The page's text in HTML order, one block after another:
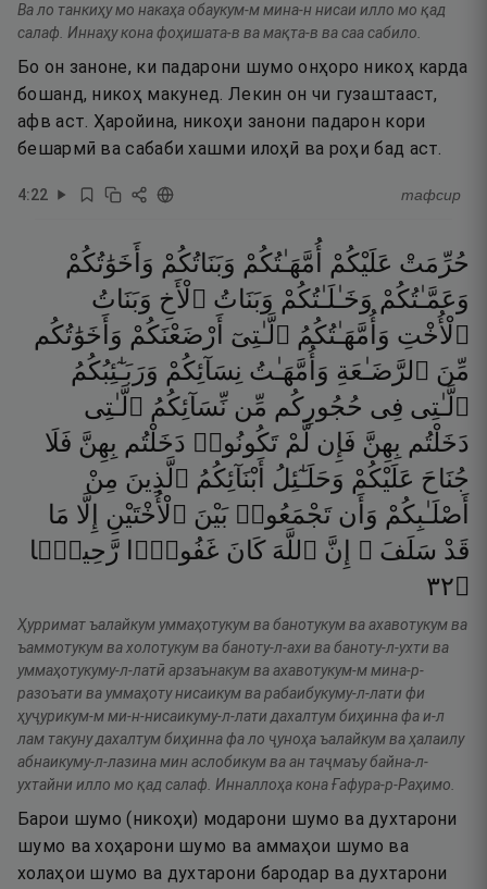
Ва ло танкиҳу мо накаҳа обаукум-м мина-н нисаи илло мо қад
салаф. Иннаҳу кона фоҳишата-в ва мақта-в ва саа сабило.
Бо он заноне, ки падарони шумо онҳоро никоҳ карда
бошанд, никоҳ макунед. Лекин он чи гузаштааст,
афв аст. Ҳаройина, никоҳи занони падарон кори
бешармӣ ва сабаби хашми илоҳӣ ва роҳи бад аст.
4:22 тафсир
حُرِّمَتْ عَلَيْكُمْ أُمَّهَـٰتُكُمْ وَبَنَاتُكُمْ وَأَخَوَٰتُكُمْ
وَعَمَّـٰتُكُمْ وَخَـٰلَـٰتُكُمْ وَبَنَاتُ ٱلْأَخِ وَبَنَاتُ
ٱلْأُخْتِ وَأُمَّهَـٰتُكُمُ ٱلَّـٰتِىٓ أَرْضَعْنَكُمْ وَأَخَوَٰتُكُم
مِّنَ ٱلرَّضَـٰعَةِ وَأُمَّهَـٰتُ نِسَآئِكُمْ وَرَبَـٰٓئِبُكُمُ
ٱلَّـٰتِى فِى حُجُورِكُم مِّن نِّسَآئِكُمُ ٱلَّـٰتِى
دَخَلْتُم بِهِنَّ فَإِن لَّمْ تَكُونُوا۟ دَخَلْتُم بِهِنَّ فَلَا
جُنَاحَ عَلَيْكُمْ وَحَلَـٰٓئِلُ أَبْنَآئِكُمُ ٱلَّذِينَ مِنْ
أَصْلَـٰبِكُمْ وَأَن تَجْمَعُوا۟ بَيْنَ ٱلْأُخْتَيْنِ إِلَّا مَا
قَدْ سَلَفَ ۗ إِنَّ ٱللَّهَ كَانَ غَفُورًۭا رَّحِيمًۭا
۝٢٣
Ҳурримат ъалайкум уммаҳотукум ва банотукум ва ахавотукум ва
ъаммотукум ва холотукум ва баноту-л-ахи ва баноту-л-ухти ва
уммаҳотукуму-л-латӣ арзаънакум ва ахавотукум-м мина-р-
разоъати ва уммаҳоту нисаикум ва рабаибукуму-л-лати фи
ҳуҷурикум-м ми-н-нисаикуму-л-лати дахалтум биҳинна фа и-л
лам такуну дахалтум биҳинна фа ло ҷуноҳа ъалайкум ва ҳалаилу
абнаикуму-л-лазина мин аслобикум ва ан таҷмаъу байна-л-
ухтайни илло мо қад салаф. Инналлоҳа кона Ғафура-р-Раҳимо.
Барои шумо (никоҳи) модарони шумо ва духтарони
шумо ва хоҳарони шумо ва аммаҳои шумо ва
холаҳои шумо ва духтарони бародар ва духтарони